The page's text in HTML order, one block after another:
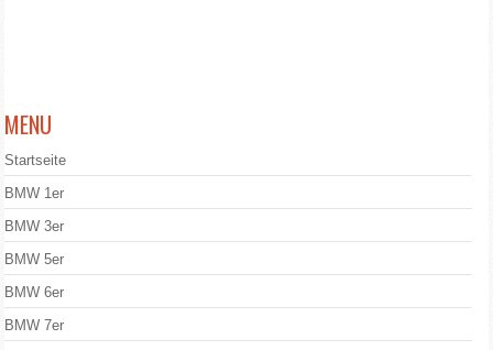
MENU
Startseite
BMW 1er
BMW 3er
BMW 5er
BMW 6er
BMW 7er